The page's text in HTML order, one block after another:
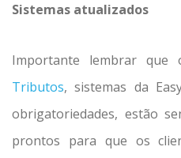
Sistemas atualizados
Importante lembrar que
Tributos, sistemas da
obrigatoriedades, estão
prontos para que os